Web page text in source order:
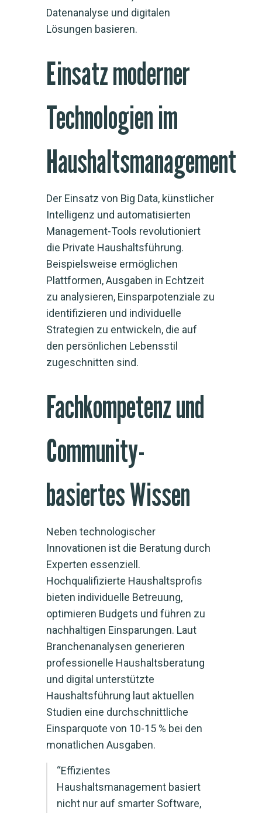
Datenanalyse und digitalen
Lösungen basieren.
Einsatz moderner
Technologien im
Haushaltsmanagement
Der Einsatz von Big Data, künstlicher
Intelligenz und automatisierten
Management-Tools revolutioniert
die Private Haushaltsführung.
Beispielsweise ermöglichen
Plattformen, Ausgaben in Echtzeit
zu analysieren, Einsparpotenziale zu
identifizieren und individuelle
Strategien zu entwickeln, die auf
den persönlichen Lebensstil
zugeschnitten sind.
Fachkompetenz und
Community-
basiertes Wissen
Neben technologischer
Innovationen ist die Beratung durch
Experten essenziell.
Hochqualifizierte Haushaltsprofis
bieten individuelle Betreuung,
optimieren Budgets und führen zu
nachhaltigen Einsparungen. Laut
Branchenanalysen generieren
professionelle Haushaltsberatung
und digital unterstützte
Haushaltsführung laut aktuellen
Studien eine durchschnittliche
Einsparquote von 10-15 % bei den
monatlichen Ausgaben.
“Effizientes
Haushaltsmanagement basiert
nicht nur auf smarter Software,